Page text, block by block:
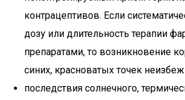
контрацептивов. Если
дозу или длительность терапии
препаратами, то возникновение
синих, красноватых точек
последствия солнечного,